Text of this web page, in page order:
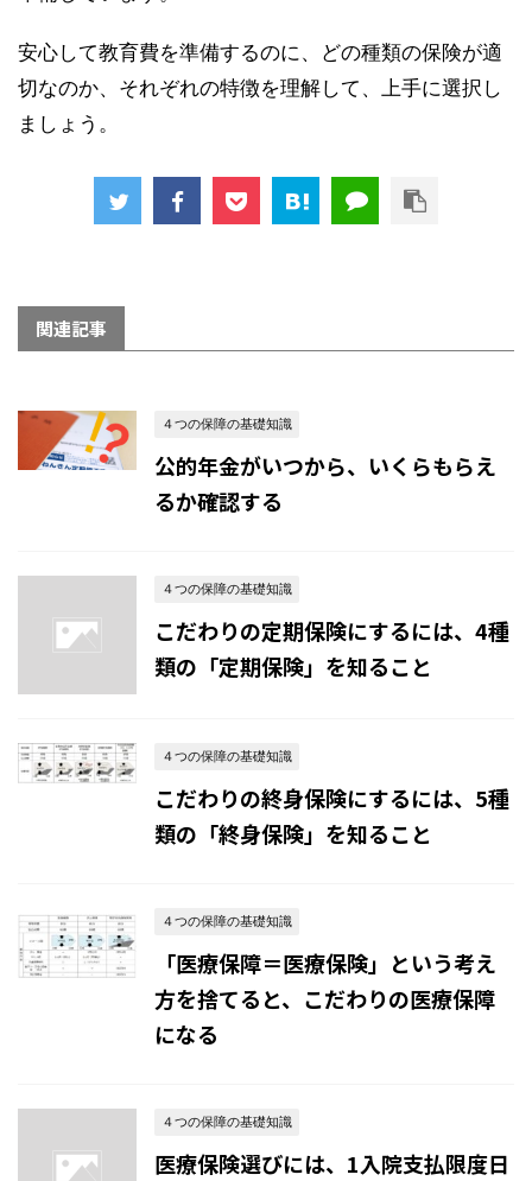
安心して教育費を準備するのに、どの種類の保険が適
切なのか、それぞれの特徴を理解して、上手に選択し
ましょう。
関連記事
４つの保障の基礎知識
公的年金がいつから、いくらもらえ
るか確認する
４つの保障の基礎知識
こだわりの定期保険にするには、4種
類の「定期保険」を知ること
４つの保障の基礎知識
こだわりの終身保険にするには、5種
類の「終身保険」を知ること
４つの保障の基礎知識
「医療保障＝医療保険」という考え
方を捨てると、こだわりの医療保障
になる
４つの保障の基礎知識
医療保険選びには、1入院支払限度日